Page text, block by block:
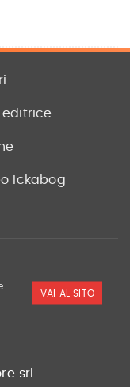
editrice
Ickabog
VAI AL SITO
srl